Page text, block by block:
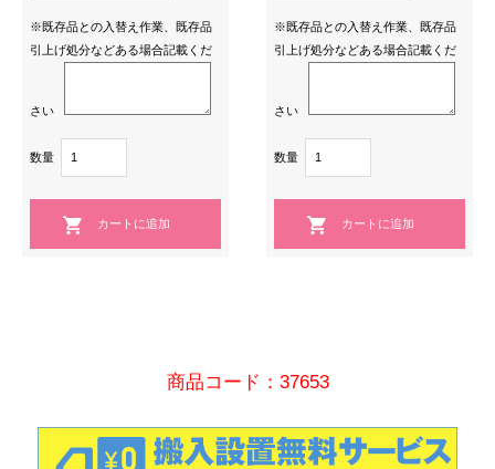
※既存品との入替え作業、既存品
引上げ処分などある場合記載くだ
さい
数量
※既存品との入替え作業、既存品
引上げ処分などある場合記載くだ
さい
数量
商品コード：37653